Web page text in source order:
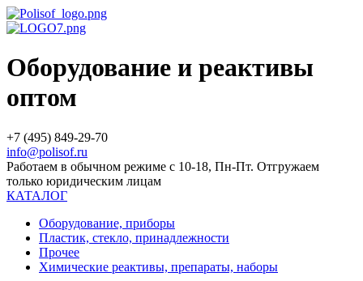
Оборудование и реактивы
оптом
+7 (495) 849-29-70
info@polisof.ru
Работаем в обычном режиме с 10-18, Пн-Пт. Отгружаем
только юридическим лицам
КАТАЛОГ
Оборудование, приборы
Пластик, стекло, принадлежности
Прочее
Химические реактивы, препараты, наборы